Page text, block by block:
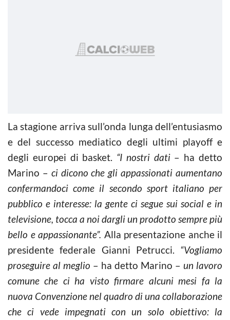
La stagione arriva sull’onda lunga dell’entusiasmo
e del successo mediatico degli ultimi playoff e
degli europei di basket. “I nostri dati– ha detto
Marino – ci dicono che gli appassionati aumentano
confermandoci come il secondo sport italiano per
pubblico e interesse: la gente ci segue sui social e in
televisione, tocca a noi dargli un prodotto sempre più
bello e appassionante”. Alla presentazione anche il
presidente federale Gianni Petrucci. “Vogliamo
proseguire al meglio – ha detto Marino – un lavoro
comune che ci ha visto firmare alcuni mesi fa la
nuova Convenzione nel quadro di una collaborazione
che ci vede impegnati con un solo obiettivo: la